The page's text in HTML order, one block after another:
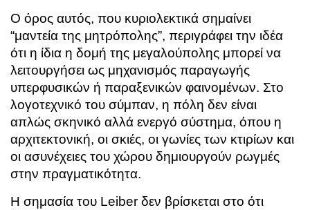
Ο όρος αυτός, που κυριολεκτικά σημαίνει
“μαντεία της μητρόπολης”, περιγράφει την ιδέα
ότι η ίδια η δομή της μεγαλούπολης μπορεί να
λειτουργήσει ως μηχανισμός παραγωγής
υπερφυσικών ή παραξενικών φαινομένων. Στο
λογοτεχνικό του σύμπαν, η πόλη δεν είναι
απλώς σκηνικό αλλά ενεργό σύστημα, όπου η
αρχιτεκτονική, οι σκιές, οι γωνίες των κτιρίων και
οι ασυνέχειες του χώρου δημιουργούν ρωγμές
στην πραγματικότητα.
Η σημασία του Leiber δεν βρίσκεται στο ότι